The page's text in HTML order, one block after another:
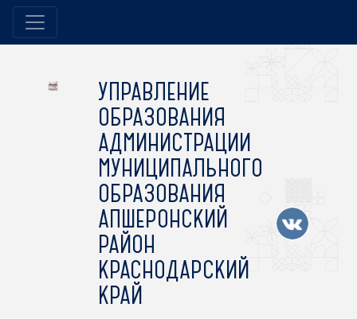
УПРАВЛЕНИЕ
ОБРАЗОВАНИЯ
АДМИНИСТРАЦИИ
МУНИЦИПАЛЬНОГО
ОБРАЗОВАНИЯ
АПШЕРОНСКИЙ
РАЙОН
КРАСНОДАРСКИЙ
КРАЙ